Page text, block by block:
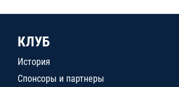
КЛУБ
История
Спонсоры и партнеры